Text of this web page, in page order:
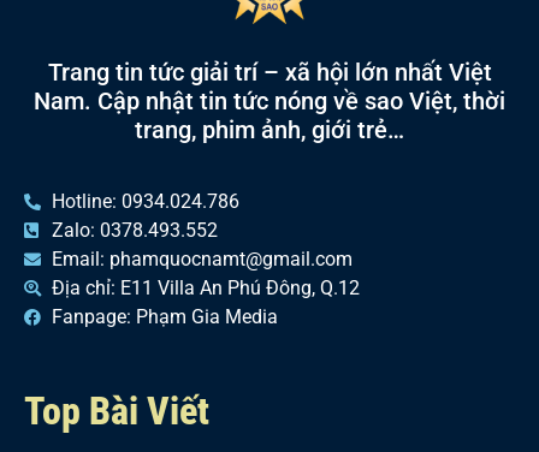
Trang tin tức giải trí – xã hội lớn nhất Việt
Nam. Cập nhật tin tức nóng về sao Việt, thời
trang, phim ảnh, giới trẻ…
Hotline: 0934.024.786
Zalo: 0378.493.552
Email: phamquocnamt@gmail.com
Địa chỉ: E11 Villa An Phú Đông, Q.12
Fanpage: Phạm Gia Media
Top Bài Viết